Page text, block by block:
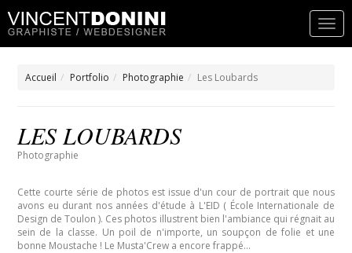
Accueil Portfolio Photographie Les Loubards
LES LOUBARDS
Photographie
Cette courte série de photos est issue d'un cour de portrait que nous
avons eu durant nos années d'étude à L'EID ( École Internationale de
Design de Toulon ). Ces photos illustrent bien l'ambiance qui régnait au
sein de la classe. Un poil de n'importe, un soupçon de folie et une
bonne Moustache ! Le Musta'Crew a encore frappé...